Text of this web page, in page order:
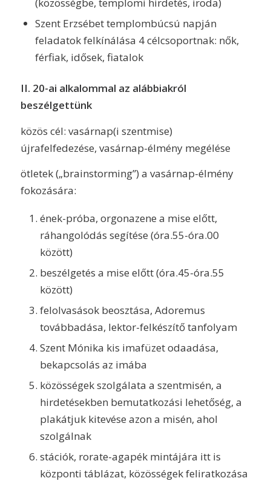
(közösségbe, templomi hirdetés, iroda)
Szent Erzsébet templombúcsú napján
feladatok felkínálása 4 célcsoportnak: nők,
férfiak, idősek, fiatalok
II. 20-ai alkalommal az alábbiakról
beszélgettünk
közös cél: vasárnap(i szentmise)
újrafelfedezése, vasárnap-élmény megélése
ötletek („brainstorming”) a vasárnap-élmény
fokozására:
ének-próba, orgonazene a mise előtt,
ráhangolódás segítése (óra.55-óra.00
között)
beszélgetés a mise előtt (óra.45-óra.55
között)
felolvasások beosztása, Adoremus
továbbadása, lektor-felkészítő tanfolyam
Szent Mónika kis imafüzet odaadása,
bekapcsolás az imába
közösségek szolgálata a szentmisén, a
hirdetésekben bemutatkozási lehetőség, a
plakátjuk kitevése azon a misén, ahol
szolgálnak
stációk, rorate-agapék mintájára itt is
központi táblázat, közösségek feliratkozása